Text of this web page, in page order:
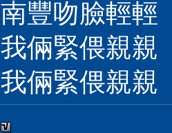
南豐吻臉輕
我倆緊偎親
我倆緊偎親